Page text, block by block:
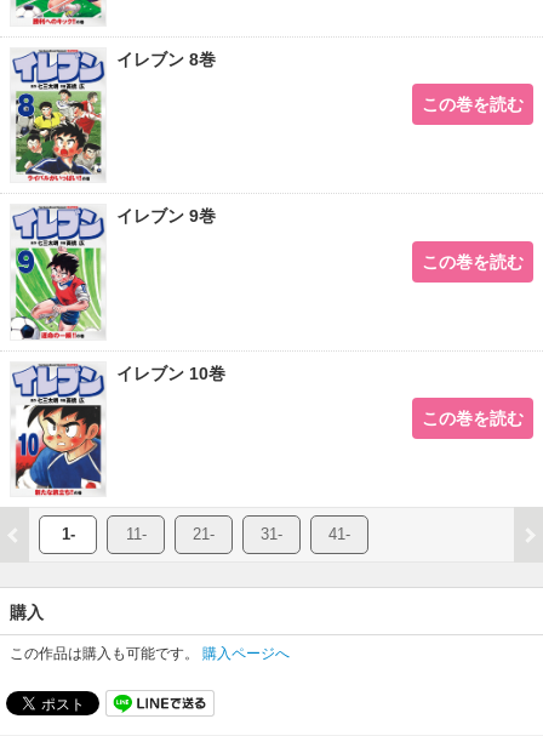
イレブン 8巻
この巻を読む
イレブン 9巻
この巻を読む
イレブン 10巻
この巻を読む
1- 11- 21- 31- 41-
購入
この作品は購入も可能です。 購入ページへ